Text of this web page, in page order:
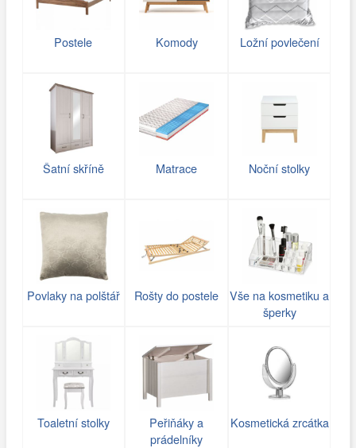
Postele Komody Ložní povlečení
Šatní skříně Matrace Noční stolky
Povlaky na polštář Rošty do postele
Vše na kosmetiku a
šperky
Toaletní stolky
Peřiňáky a
prádelníky
Kosmetická zrcátka